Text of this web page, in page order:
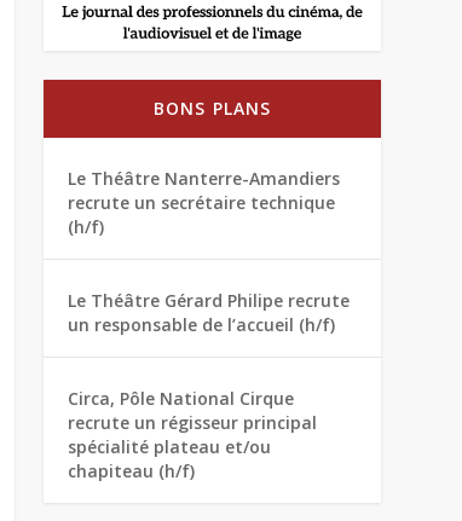
BONS PLANS
Le Théâtre Nanterre-Amandiers
recrute un secrétaire technique
(h/f)
Le Théâtre Gérard Philipe recrute
un responsable de l’accueil (h/f)
Circa, Pôle National Cirque
recrute un régisseur principal
spécialité plateau et/ou
chapiteau (h/f)